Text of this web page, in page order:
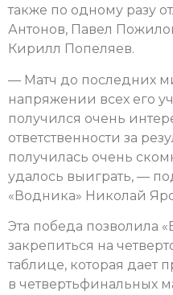
также по одному разу
Антонов, Павел
Кирилл Попеляев.
— Матч до последних
напряжении всех его
получился очень
ответственности за
получилась очень
удалось выиграть, —
«Водника» Николай
Эта победа позволила
закрепиться на
таблице, которая дает
в четвертьфинальных